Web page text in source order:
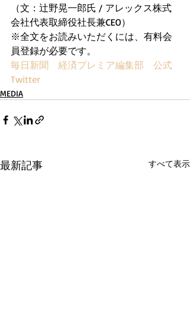
（文：辻野晃一郎氏 / アレックス株式
会社代表取締役社長兼CEO）
※全文をお読みいただくには、有料会
員登録が必要です。
毎日新聞　経済プレミア編集部　公式
Twitter
MEDIA
最新記事 すべて表示